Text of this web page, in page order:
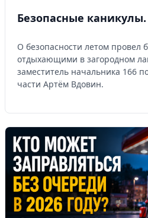
Безопасные каникулы.
О безопасности летом провел
отдыхающими в загородном
заместитель начальника 166
части Артём Вдовин.